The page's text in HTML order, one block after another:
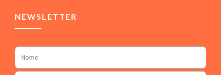
NEWSLETTER